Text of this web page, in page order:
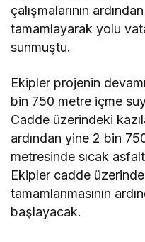
çalışmalarının
tamamlayarak yolu
sunmuştu.
Ekipler projenin
bin 750 metre içme
Cadde üzerindeki
ardından yine 2 bin
metresinde sıcak asfalt
Ekipler cadde üzerinde
tamamlanmasının
başlayacak.